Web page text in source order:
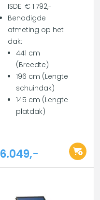
ISDE: € 1.792,-
Benodigde
afmeting op het
dak:
441 cm
(Breedte)
196 cm (Lengte
schuindak)
145 cm (Lengte
platdak)
6.049,-